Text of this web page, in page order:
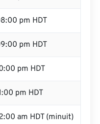
pm HDT
pm HDT
pm HDT
pm HDT
am HDT (minuit)